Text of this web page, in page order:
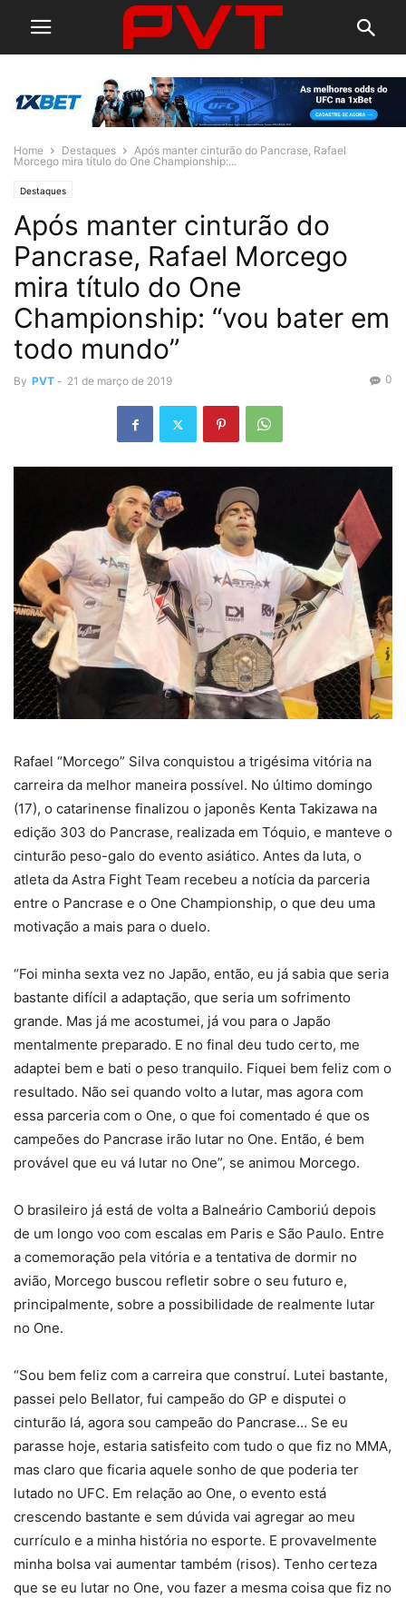
Home Destaques
Após manter cinturão do Pancrase, Rafael
Morcego mira título do One Championship:...
Destaques
Após manter cinturão do
Pancrase, Rafael Morcego
mira título do One
Championship: “vou bater em
todo mundo”
By PVT - 21 de março de 2019 0
Rafael “Morcego” Silva conquistou a trigésima vitória na
carreira da melhor maneira possível. No último domingo
(17), o catarinense finalizou o japonês Kenta Takizawa na
edição 303 do Pancrase, realizada em Tóquio, e manteve o
cinturão peso-galo do evento asiático. Antes da luta, o
atleta da Astra Fight Team recebeu a notícia da parceria
entre o Pancrase e o One Championship, o que deu uma
motivação a mais para o duelo.
“Foi minha sexta vez no Japão, então, eu já sabia que seria
bastante difícil a adaptação, que seria um sofrimento
grande. Mas já me acostumei, já vou para o Japão
mentalmente preparado. E no final deu tudo certo, me
adaptei bem e bati o peso tranquilo. Fiquei bem feliz com o
resultado. Não sei quando volto a lutar, mas agora com
essa parceria com o One, o que foi comentado é que os
campeões do Pancrase irão lutar no One. Então, é bem
provável que eu vá lutar no One”, se animou Morcego.
O brasileiro já está de volta a Balneário Camboriú depois
de um longo voo com escalas em Paris e São Paulo. Entre
a comemoração pela vitória e a tentativa de dormir no
avião, Morcego buscou refletir sobre o seu futuro e,
principalmente, sobre a possibilidade de realmente lutar
no One.
“Sou bem feliz com a carreira que construí. Lutei bastante,
passei pelo Bellator, fui campeão do GP e disputei o
cinturão lá, agora sou campeão do Pancrase… Se eu
parasse hoje, estaria satisfeito com tudo o que fiz no MMA,
mas claro que ficaria aquele sonho de que poderia ter
lutado no UFC. Em relação ao One, o evento está
crescendo bastante e sem dúvida vai agregar ao meu
currículo e a minha história no esporte. E provavelmente
minha bolsa vai aumentar também (risos). Tenho certeza
que se eu lutar no One, vou fazer a mesma coisa que fiz no